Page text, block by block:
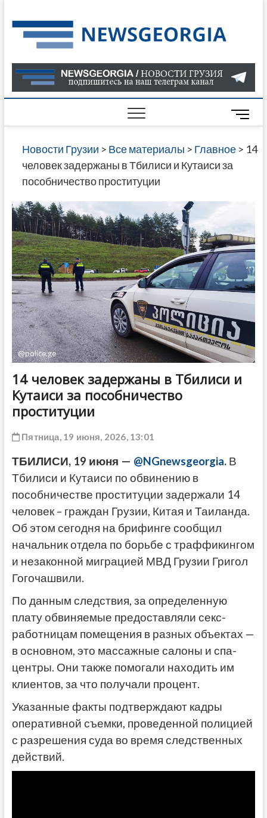
to
content
О
В
ГРУЗИИ
САЙТЕ
M
e
n
t
o
n
Новости Грузии > Все материалы > Главное> 14
человек задержаны в Тбилиси и Кутаиси за
пособничество проституции
@police.ge
14 человек задержаны в Тбилиси и
Кутаиси за пособничество
проституции
Пятница, 19 июня, 2026, 13:01
ТБИЛИСИ, 19 июня — @NGnewsgeorgia.В
Тбилиси и Кутаиси по обвинению в
пособничестве проституции задержали 14
человек – граждан Грузии, Китая и Таиланда.
Об этом сегодня на брифинге сообщил
начальник отдела по борьбе с траффикингом
и незаконной миграцией МВД Грузии Григол
Гогочашвили.
По данным следствия, за определенную
плату обвиняемые предоставляли секс-
работницам помещения в разных объектах —
в основном, это массажные салоны и спа-
центры. Они также помогали находить им
клиентов, за что получали процент.
Указанные факты подтверждают кадры
оперативной съемки, проведенной полицией
с разрешения суда во время следственных
действий.